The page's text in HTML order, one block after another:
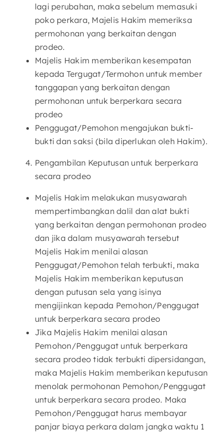
lagi perubahan, maka sebelum memasuki
poko perkara, Majelis Hakim memeriksa
permohonan yang berkaitan dengan
prodeo.
Majelis Hakim memberikan kesempatan
kepada Tergugat/Termohon untuk member
tanggapan yang berkaitan dengan
permohonan untuk berperkara secara
prodeo
Penggugat/Pemohon mengajukan bukti-
bukti dan saksi (bila diperlukan oleh Hakim).
Pengambilan Keputusan untuk berperkara
secara prodeo
Majelis Hakim melakukan musyawarah
mempertimbangkan dalil dan alat bukti
yang berkaitan dengan permohonan prodeo
dan jika dalam musyawarah tersebut
Majelis Hakim menilai alasan
Penggugat/Pemohon telah terbukti, maka
Majelis Hakim memberikan keputusan
dengan putusan sela yang isinya
mengijinkan kepada Pemohon/Penggugat
untuk berperkara secara prodeo
Jika Majelis Hakim menilai alasan
Pemohon/Penggugat untuk berperkara
secara prodeo tidak terbukti dipersidangan,
maka Majelis Hakim memberikan keputusan
menolak permohonan Pemohon/Penggugat
untuk berperkara secara prodeo. Maka
Pemohon/Penggugat harus membayar
panjar biaya perkara dalam jangka waktu 1